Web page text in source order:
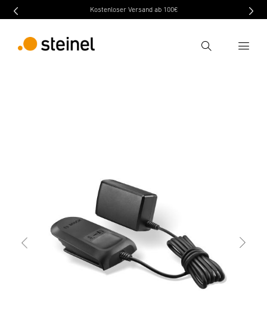
Kostenloser Versand ab 100€
Ricerca